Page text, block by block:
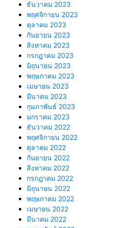
ธันวาคม 2023
พฤศจิกายน 2023
ตุลาคม 2023
กันยายน 2023
สิงหาคม 2023
กรกฎาคม 2023
มิถุนายน 2023
พฤษภาคม 2023
เมษายน 2023
มีนาคม 2023
กุมภาพันธ์ 2023
มกราคม 2023
ธันวาคม 2022
พฤศจิกายน 2022
ตุลาคม 2022
กันยายน 2022
สิงหาคม 2022
กรกฎาคม 2022
มิถุนายน 2022
พฤษภาคม 2022
เมษายน 2022
มีนาคม 2022